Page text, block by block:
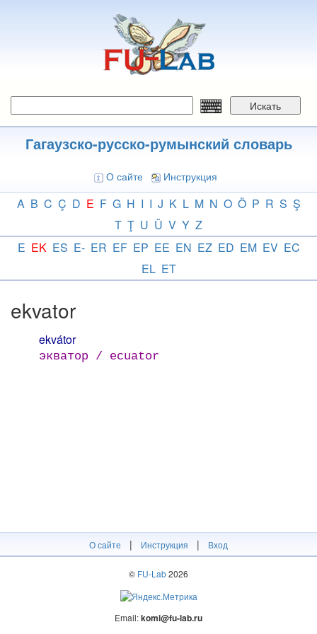
Искать
Гагаузско-русско-румынский словарь
О сайте Инструкция
A B C Ç D E F G H I I J K L M N O Ö P R S Ş
T Ţ U Ü V Y Z
E EK ES E- ER EF EP EE EN EZ ED EM EV EC
EL ET
ekvator
ekvátor
экватор / ecuator
О сайте | Инструкция | Вход
© FU-Lab2026
Email:komi@fu-lab.ru